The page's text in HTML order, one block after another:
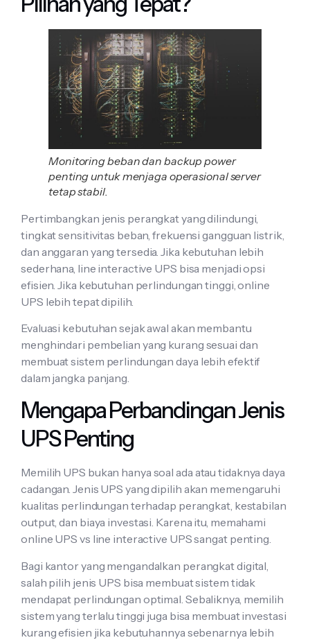
Monitoring beban dan backup power
penting untuk menjaga operasional server
tetap stabil.
Pertimbangkan jenis perangkat yang dilindungi,
tingkat sensitivitas beban, frekuensi gangguan listrik,
dan anggaran yang tersedia. Jika kebutuhan lebih
sederhana, line interactive UPS bisa menjadi opsi
efisien. Jika kebutuhan perlindungan tinggi, online
UPS lebih tepat dipilih.
Evaluasi kebutuhan sejak awal akan membantu
menghindari pembelian yang kurang sesuai dan
membuat sistem perlindungan daya lebih efektif
dalam jangka panjang.
Mengapa Perbandingan Jenis
UPS Penting
Memilih UPS bukan hanya soal ada atau tidaknya daya
cadangan. Jenis UPS yang dipilih akan memengaruhi
kualitas perlindungan terhadap perangkat, kestabilan
output, dan biaya investasi. Karena itu, memahami
online UPS vs line interactive UPS sangat penting.
Bagi kantor yang mengandalkan perangkat digital,
salah pilih jenis UPS bisa membuat sistem tidak
mendapat perlindungan optimal. Sebaliknya, memilih
sistem yang terlalu tinggi juga bisa membuat investasi
kurang efisien jika kebutuhannya sebenarnya lebih